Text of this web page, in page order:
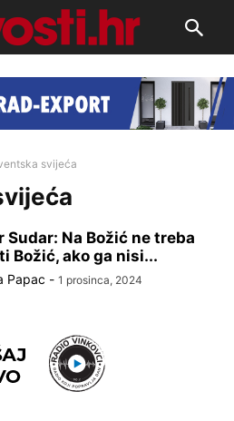
svijeća
Sudar: Na Božić ne treba
Božić, ako ga nisi...
Papac - 1 prosinca, 2024